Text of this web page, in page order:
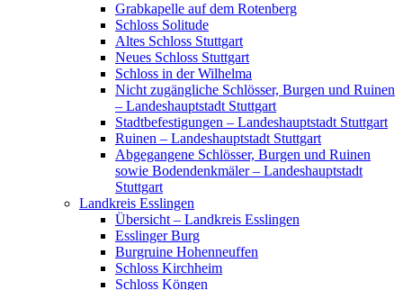
Grabkapelle auf dem Rotenberg
Schloss Solitude
Altes Schloss Stuttgart
Neues Schloss Stuttgart
Schloss in der Wilhelma
Nicht zugängliche Schlösser, Burgen und Ruinen
– Landeshauptstadt Stuttgart
Stadtbefestigungen – Landeshauptstadt Stuttgart
Ruinen – Landeshauptstadt Stuttgart
Abgegangene Schlösser, Burgen und Ruinen
sowie Bodendenkmäler – Landeshauptstadt
Stuttgart
Landkreis Esslingen
Übersicht – Landkreis Esslingen
Esslinger Burg
Burgruine Hohenneuffen
Schloss Kirchheim
Schloss Köngen